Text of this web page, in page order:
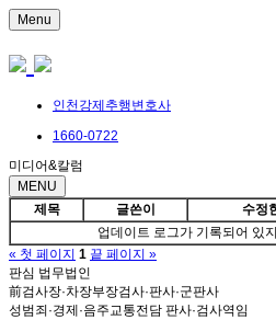
Menu
인천강제추행변호사
1660-0722
미디어&칼럼
MENU
제목
글쓴이 수정
업데이트 로그가 기록되어 있
« 첫 페이지 1 끝 페이지 »
판심 법무법인
前검사장·차장부장검사·판사·군판사
성범죄·경제·음주교통전담 판사·검사역임